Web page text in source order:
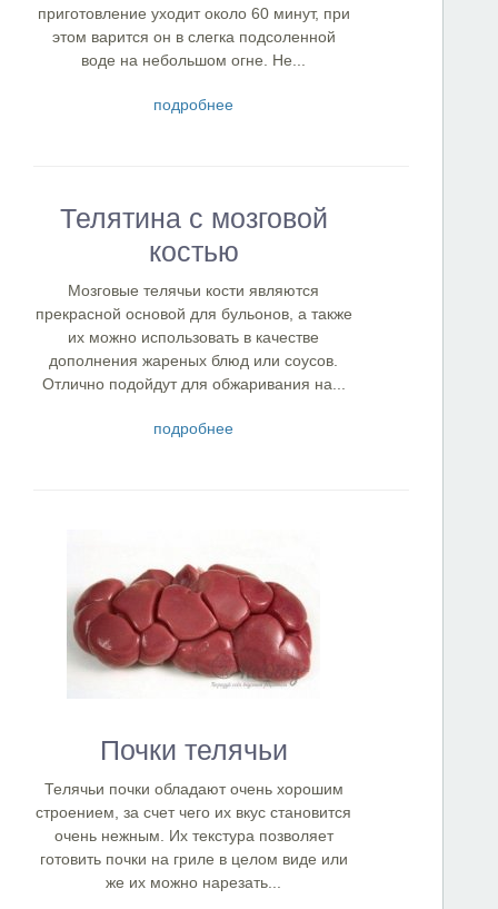
приготовление уходит около 60 минут, при
этом варится он в слегка подсоленной
воде на небольшом огне. Не...
подробнее
Телятина с мозговой
костью
Мозговые телячьи кости являются
прекрасной основой для бульонов, а также
их можно использовать в качестве
дополнения жареных блюд или соусов.
Отлично подойдут для обжаривания на...
подробнее
Почки телячьи
Телячьи почки обладают очень хорошим
строением, за счет чего их вкус становится
очень нежным. Их текстура позволяет
готовить почки на гриле в целом виде или
же их можно нарезать...